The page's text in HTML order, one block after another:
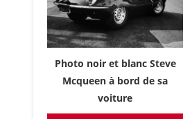
Photo noir et blanc Steve
Mcqueen à bord de sa
voiture